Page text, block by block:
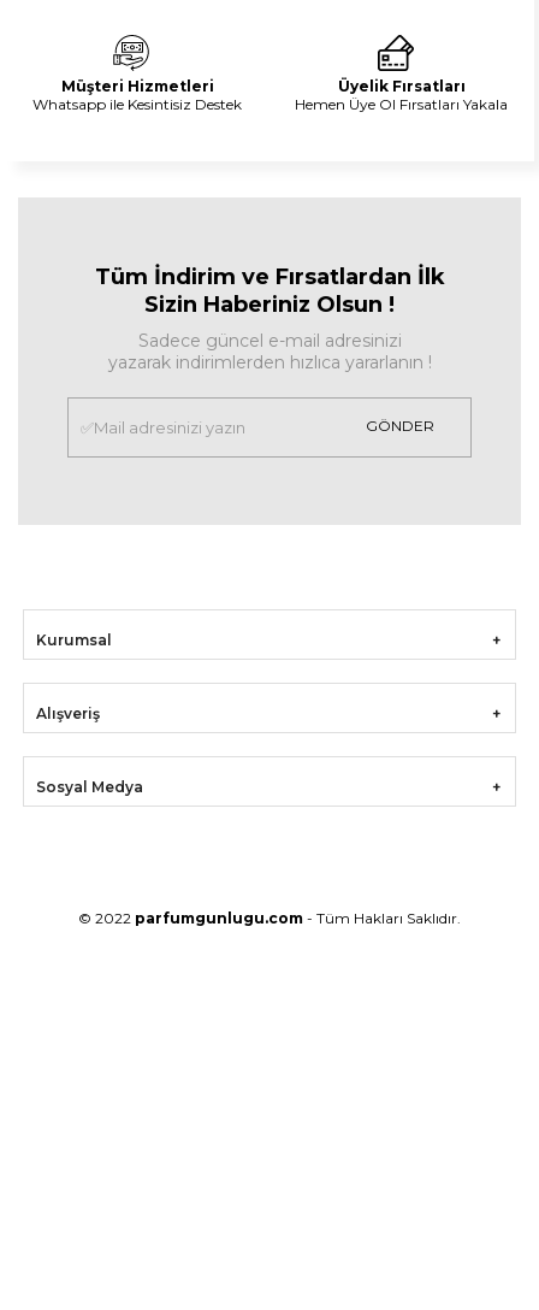
Müşteri Hizmetleri
Whatsapp ile Kesintisiz Destek
Üyelik Fırsatları
Hemen Üye Ol Fırsatları Yakala
Tüm İndirim ve Fırsatlardan İlk
Sizin Haberiniz Olsun !
Sadece güncel e-mail adresinizi
yazarak indirimlerden hızlıca yararlanın !
GÖNDER
Kurumsal
Alışveriş
Sosyal Medya
© 2022 parfumgunlugu.com - Tüm Hakları Saklıdır.